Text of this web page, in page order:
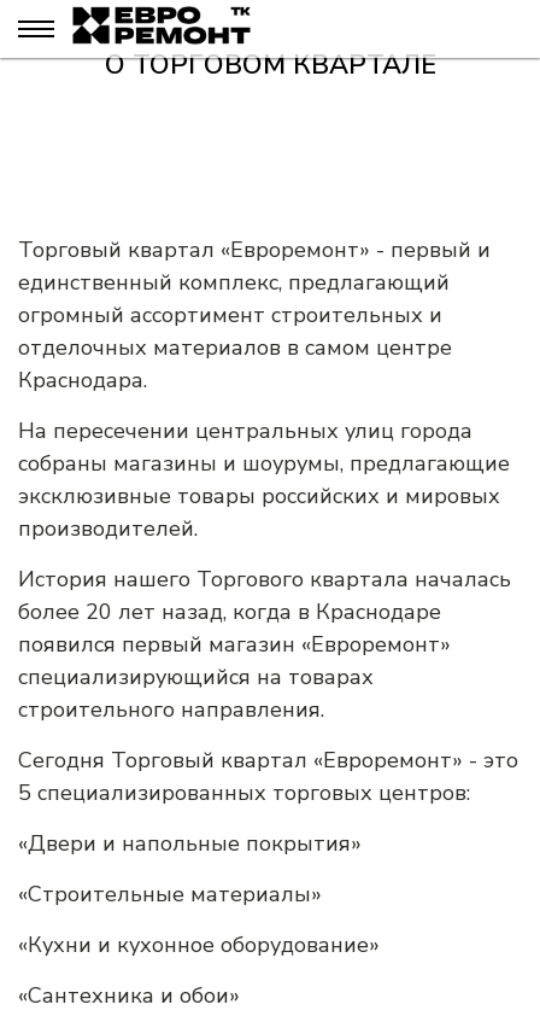
О ТОРГОВОМ КВАРТАЛЕ
Торговый квартал «Евроремонт» - первый и
единственный комплекс, предлагающий
огромный ассортимент строительных и
отделочных материалов в самом центре
Краснодара.
На пересечении центральных улиц города
собраны магазины и шоурумы, предлагающие
эксклюзивные товары российских и мировых
производителей.
История нашего Торгового квартала началась
более 20 лет назад, когда в Краснодаре
появился первый магазин «Евроремонт»
специализирующийся на товарах
строительного направления.
Сегодня Торговый квартал «Евроремонт» - это
5 специализированных торговых центров:
«Двери и напольные покрытия»
«Строительные материалы»
«Кухни и кухонное оборудование»
«Сантехника и обои»